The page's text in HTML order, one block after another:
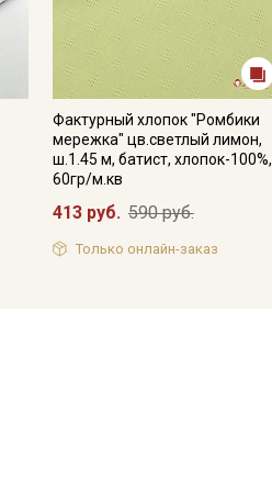
Фактурный хлопок "Ромбики
мережка" цв.светлый лимон,
ш.1.45 м, батист, хлопок-100%,
60гр/м.кв
413 руб. 590 руб.
Только онлайн-заказ